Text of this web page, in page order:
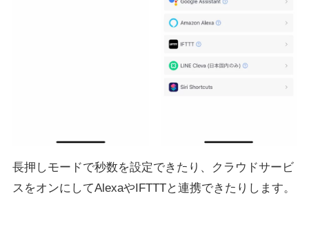
長押しモードで秒数を設定できたり、クラウドサービ
スをオンにしてAlexaやIFTTTと連携できたりします。